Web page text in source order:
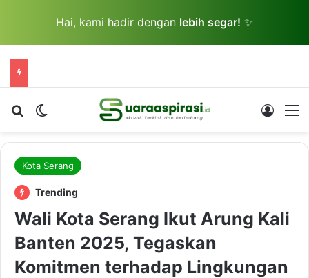
Hai, kami hadir dengan lebih segar! ✨
Cari berita...Switch skin Log In
Kota Serang
Trending
Wali Kota Serang Ikut Arung Kali
Banten 2025, Tegaskan
Komitmen terhadap Lingkungan